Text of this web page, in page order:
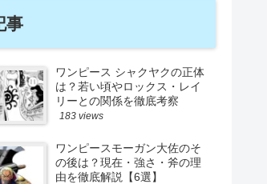
事
ワンピース シャクヤクの正体
は？若い頃やロックス・レイ
リーとの関係を徹底考察
183 views
ワンピースモーガン大佐のそ
の後は？現在・強さ・斧の理
由を徹底解説【6選】